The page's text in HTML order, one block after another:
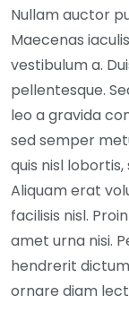
Nullam auctor
Maecenas
vestibulum a.
pellentesque.
leo a gravida
sed semper
quis nisl
Aliquam erat
facilisis nisl.
amet urna nisi.
hendrerit
ornare diam